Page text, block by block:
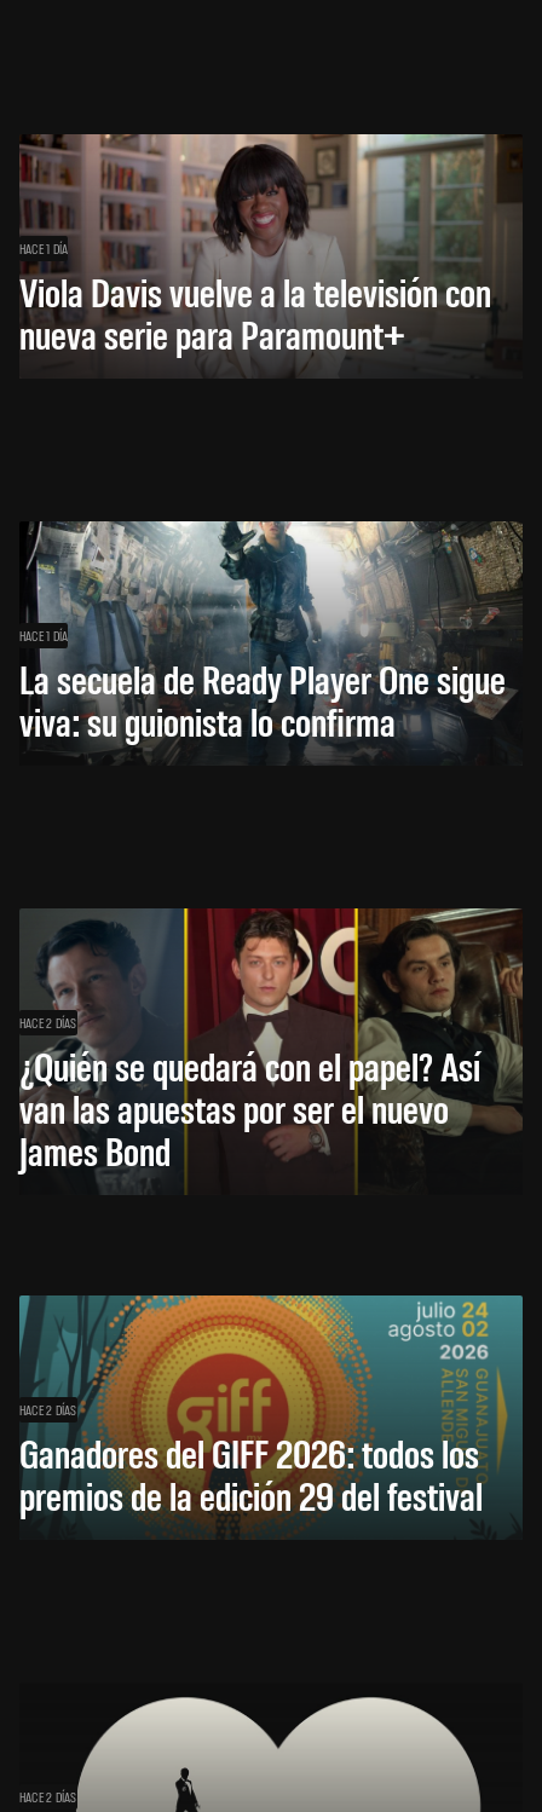
HACE 1 DÍA
Viola Davis vuelve a la televisión con
nueva serie para Paramount+
HACE 1 DÍA
La secuela de Ready Player One sigue
viva: su guionista lo confirma
HACE 2 DÍAS
¿Quién se quedará con el papel? Así
van las apuestas por ser el nuevo
James Bond
HACE 2 DÍAS
Ganadores del GIFF 2026: todos los
premios de la edición 29 del festival
HACE 2 DÍAS